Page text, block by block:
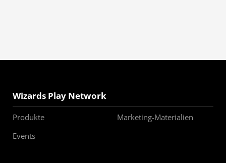
Wizards Play Network
Produkte
Marketing-Materialien
Events